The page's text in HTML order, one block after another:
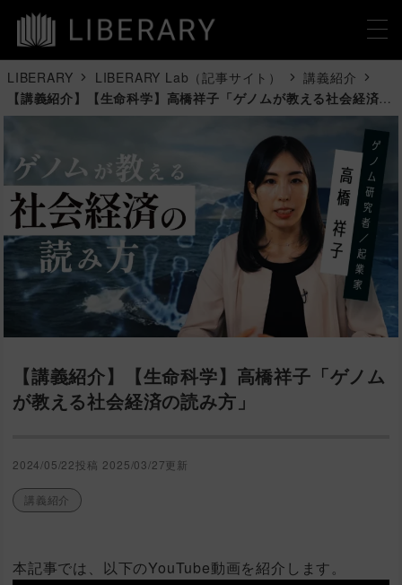
LIBERARY LIBERARY Lab（記事サイト）
講義紹介
【講義紹介】【生命科学】高橋祥子「ゲノムが教える社会経済の
読み方」
【講義紹介】【生命科学】高橋祥子「ゲノム
が教える社会経済の読み方」
2024/05/22投稿 2025/03/27更新
講義紹介
本記事では、以下のYouTube動画を紹介します。